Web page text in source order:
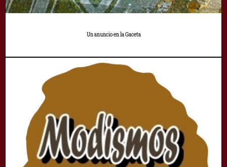
Un anuncio en la Gaceta